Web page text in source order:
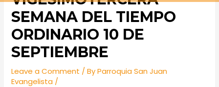
SEMANA DEL TIEMPO
ORDINARIO 10 DE
SEPTIEMBRE
Leave a Comment / ByParroquia San Juan
Evangelista /